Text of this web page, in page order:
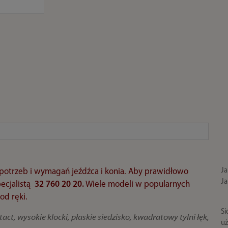
i wymagań jeźdźca i konia. Aby prawidłowo
32 760 20 20.Wiele modeli w popularnych
ręki.
wysokie klocki, płaskie siedzisko, kwadratowy tylni łęk,